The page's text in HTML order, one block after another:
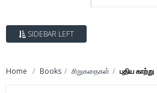
SIDEBAR LEFT
Home Books சிறுகதைகள் புதிய காற்று